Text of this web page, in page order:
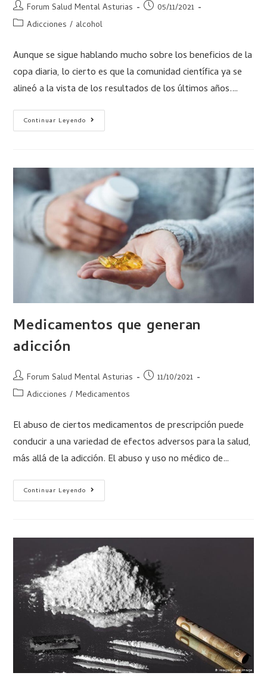
Forum Salud Mental Asturias
05/11/2021
Adicciones / alcohol
Aunque se sigue hablando mucho sobre los beneficios de la
copa diaria, lo cierto es que la comunidad científica ya se
alineó a la vista de los resultados de los últimos años.…
Continuar Leyendo
Medicamentos que generan
adicción
Forum Salud Mental Asturias
11/10/2021
Adicciones / Medicamentos
El abuso de ciertos medicamentos de prescripción puede
conducir a una variedad de efectos adversos para la salud,
más allá de la adicción. El abuso y uso no médico de…
Continuar Leyendo